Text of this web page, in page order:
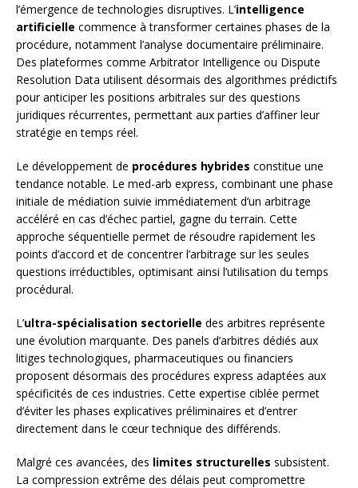
l’émergence de technologies disruptives. L’intelligence
artificielle commence à transformer certaines phases de la
procédure, notamment l’analyse documentaire préliminaire.
Des plateformes comme Arbitrator Intelligence ou Dispute
Resolution Data utilisent désormais des algorithmes prédictifs
pour anticiper les positions arbitrales sur des questions
juridiques récurrentes, permettant aux parties d’affiner leur
stratégie en temps réel.
Le développement de procédures hybrides constitue une
tendance notable. Le med-arb express, combinant une phase
initiale de médiation suivie immédiatement d’un arbitrage
accéléré en cas d’échec partiel, gagne du terrain. Cette
approche séquentielle permet de résoudre rapidement les
points d’accord et de concentrer l’arbitrage sur les seules
questions irréductibles, optimisant ainsi l’utilisation du temps
procédural.
L’ultra-spécialisation sectorielle des arbitres représente
une évolution marquante. Des panels d’arbitres dédiés aux
litiges technologiques, pharmaceutiques ou financiers
proposent désormais des procédures express adaptées aux
spécificités de ces industries. Cette expertise ciblée permet
d’éviter les phases explicatives préliminaires et d’entrer
directement dans le cœur technique des différends.
Malgré ces avancées, des limites structurelles subsistent.
La compression extrême des délais peut compromettre